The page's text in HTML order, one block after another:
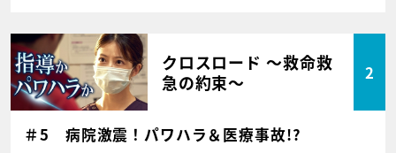
クロスロード ～救命救
急の約束～
2
＃5 病院激震！パワハラ＆医療事故!?